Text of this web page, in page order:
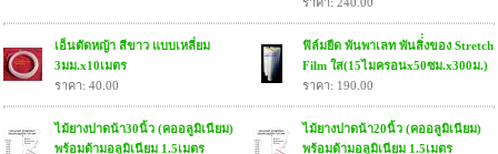
เอ็นตัดหญ้า สีขาว แบบเหลี่ยม
3มม.x10เมตร
ราคา: 40.00
ฟิล์มยืด พันพาเลท พันสิ่่งของ Stretch
Film ใส(15ไมครอนx50ซม.x300ม.)
ราคา: 190.00
ไม้ยางปาดน้า30นิ้ว (คออลูมิเนียม)
พร้อมด้ามอลูมิเนียม 1.5เมตร
ไม้ยางปาดน้า20นิ้ว (คออลูมิเนียม)
พร้อมด้ามอลูมิเนียม 1.5เมตร